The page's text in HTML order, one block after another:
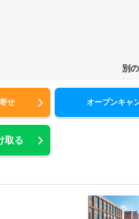
別
せ オープンキャ
取る